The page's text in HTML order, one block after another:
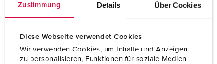
Zustimmung Details Über Cookies
Diese Webseite verwendet Cookies
Wir verwenden Cookies, um Inhalte und Anzeigen
zu personalisieren, Funktionen für soziale Medien
Storage receptacle
combination
B